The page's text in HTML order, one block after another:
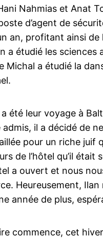
Nahmias et Anat
d’agent de
an, profitant ainsi
a étudié les
Michal a étudié la
été leur voyage à
il a décidé de
pour un riche juif
de l’hôtel qu’il
a ouvert et nous
Heureusement,
année de plus,
commence, cet